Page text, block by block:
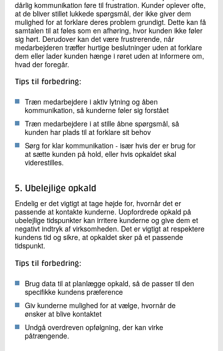
dårlig kommunikation føre til frustration. Kunder oplever ofte,
at de bliver stillet lukkede spørgsmål, der ikke giver dem
mulighed for at forklare deres problem grundigt. Dette kan få
samtalen til at føles som en afhøring, hvor kunden ikke føler
sig hørt. Derudover kan det være frustrerende, når
medarbejderen træffer hurtige beslutninger uden at forklare
dem eller lader kunden hænge i røret uden at informere om,
hvad der foregår.
Tips til forbedring:
Træn medarbejdere i aktiv lytning og åben
kommunikation, så kunderne føler sig forstået
Træn medarbejdere i at stille åbne spørgsmål, så
kunden har plads til at forklare sit behov
Sørg for klar kommunikation - især hvis der er brug for
at sætte kunden på hold, eller hvis opkaldet skal
viderestilles.
5. Ubelejlige opkald
Endelig er det vigtigt at tage højde for, hvornår det er
passende at kontakte kunderne. Uopfordrede opkald på
ubelejlige tidspunkter kan irritere kunderne og give dem et
negativt indtryk af virksomheden. Det er vigtigt at respektere
kundens tid og sikre, at opkaldet sker på et passende
tidspunkt.
Tips til forbedring:
Brug data til at planlægge opkald, så de passer til den
specifikke kundens præference
Giv kunderne mulighed for at vælge, hvornår de
ønsker at blive kontaktet
Undgå overdreven opfølgning, der kan virke
påtrængende.